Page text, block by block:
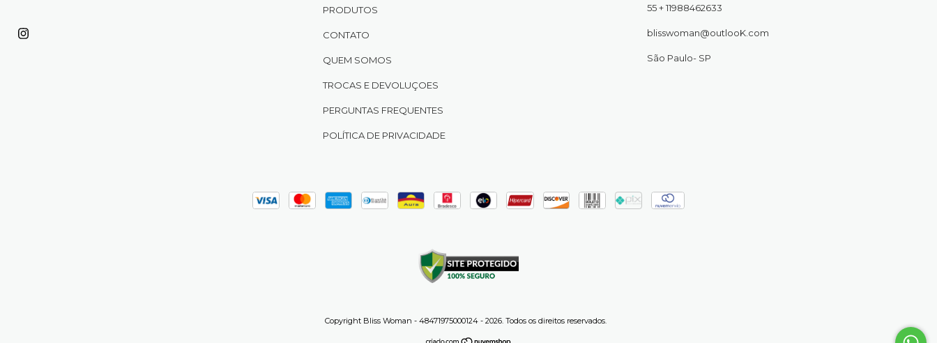
PRODUTOS
CONTATO
QUEM SOMOS
TROCAS E DEVOLUÇOES
PERGUNTAS FREQUENTES
POLÍTICA DE PRIVACIDADE
55 + 11988462633
blisswoman@outlooK.com
São Paulo- SP
Copyright Bliss Woman - 48471975000124 - 2026. Todos os direitos reservados.